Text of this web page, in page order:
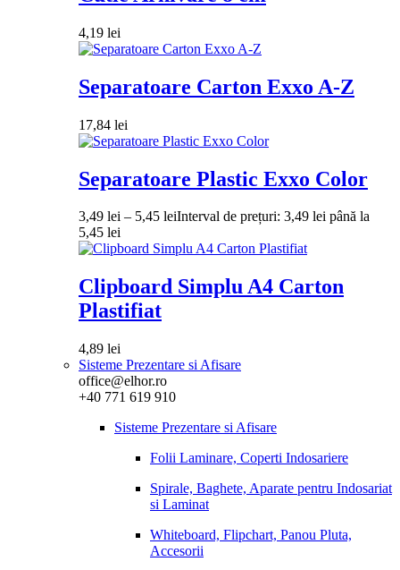
4,19 lei
Separatoare Carton Exxo A-Z
17,84 lei
Separatoare Plastic Exxo Color
3,49 lei – 5,45 leiInterval de prețuri: 3,49 lei până la
5,45 lei
Clipboard Simplu A4 Carton
Plastifiat
4,89 lei
Sisteme Prezentare si Afisare
office@elhor.ro
+40 771 619 910
Sisteme Prezentare si Afisare
Folii Laminare, Coperti Indosariere
Spirale, Baghete, Aparate pentru Indosariat
si Laminat
Whiteboard, Flipchart, Panou Pluta,
Accesorii